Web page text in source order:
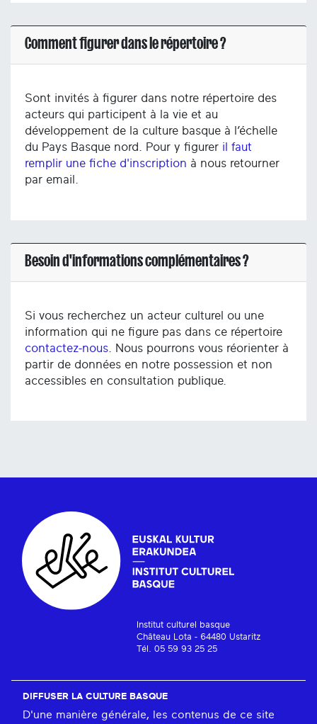
Comment figurer dans le répertoire ?
Sont invités à figurer dans notre répertoire des
acteurs qui participent à la vie et au
développement de la culture basque à l’échelle
du Pays Basque nord. Pour y figurer il faut
remplir une fiche d'inscription à nous retourner
par email.
Besoin d'informations complémentaires ?
Si vous recherchez un acteur culturel ou une
information qui ne figure pas dans ce répertoire
contactez-nous . Nous pourrons vous réorienter à
partir de données en notre possession et non
accessibles en consultation publique.
Institut culturel basque
Château Lota - 64480 Ustaritz
Tél. 05 59 93 25 25
DIFFUSER LA CULTURE BASQUE
D'une manière générale, les contenus de ce site